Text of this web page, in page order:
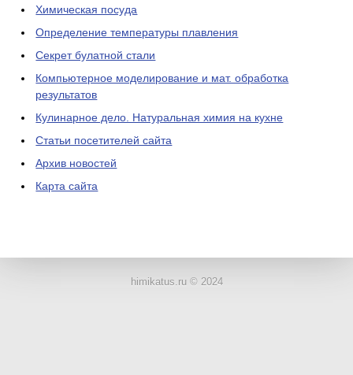
Химическая посуда
Определение температуры плавления
Секрет булатной стали
Компьютерное моделирование и мат. обработка
результатов
Кулинарное дело. Натуральная химия на кухне
Статьи посетителей сайта
Архив новостей
Карта сайта
himikatus.ru © 2024